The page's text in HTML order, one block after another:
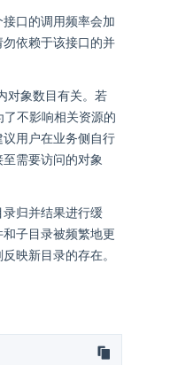
口的调用频率会加
依赖于该接口的并
对象数目有关。若
了不影响相关资源的
议用户在业务侧自行
需要访问的对象
录归并结果进行缓
子目录被频繁地更
映新目录的存在。